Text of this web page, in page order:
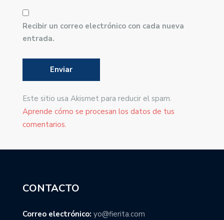
Recibir un correo electrónico con cada nueva
entrada.
Este sitio usa Akismet para reducir el spam.
Aprende cómo se procesan los datos de tus
comentarios.
CONTACTO
Correo electrónico: yo@fierita.com